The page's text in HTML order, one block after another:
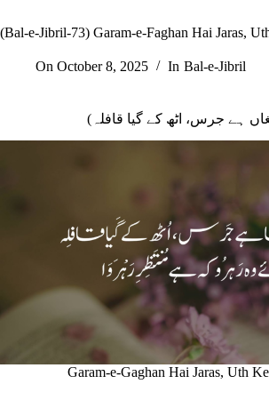
(Bal-e-Jibril-73) Garam-e-Faghan Hai Jaras,
On October 8, 2025 In Bal-e-Jibril
Garam-e-Gaghan Hai Jaras, Uth